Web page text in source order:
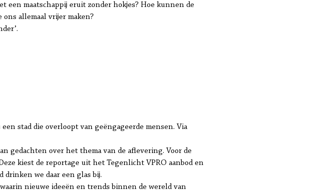
een maatschappij eruit zonder hokjes? Hoe kunnen de
allemaal vrijer maken?
stad die overloopt van geëngageerde mensen. Via
gedachten over het thema van de aflevering. Voor de
kiest de reportage uit het Tegenlicht VPRO aanbod en
we daar een glas bij.
nieuwe ideeën en trends binnen de wereld van